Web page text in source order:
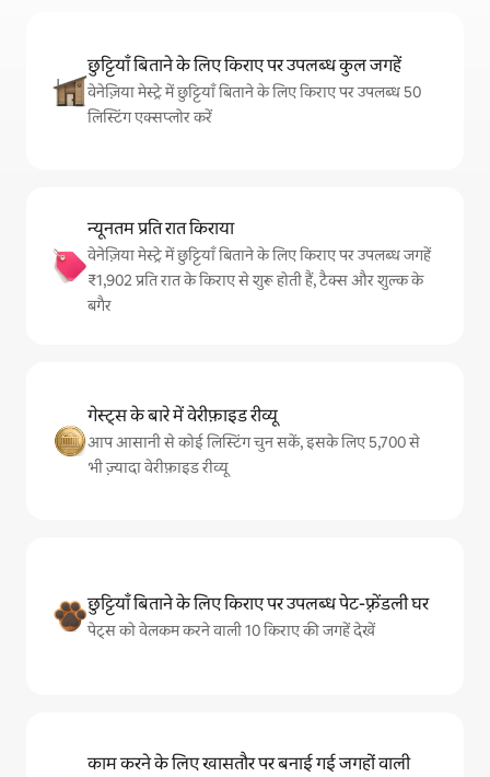
छुट्टियाँ बिताने के लिए किराए पर उपलब्ध कुल जगहें
वेनेज़िया मेस्ट्रे में छुट्टियाँ बिताने के लिए किराए पर उपलब्ध 50
लिस्टिंग एक्सप्लोर करें
न्यूनतम प्रति रात किराया
वेनेज़िया मेस्ट्रे में छुट्टियाँ बिताने के लिए किराए पर उपलब्ध जगहें
₹1,902 प्रति रात के किराए से शुरू होती हैं, टैक्स और शुल्क के
बगैर
गेस्ट्स के बारे में वेरीफ़ाइड रीव्यू
आप आसानी से कोई लिस्टिंग चुन सकें, इसके लिए 5,700 से
भी ज़्यादा वेरीफ़ाइड रीव्यू
छुट्टियाँ बिताने के लिए किराए पर उपलब्ध पेट-फ़्रेंडली घर
पेट्स को वेलकम करने वाली 10 किराए की जगहें देखें
काम करने के लिए खासतौर पर बनाई गई जगहों वाली